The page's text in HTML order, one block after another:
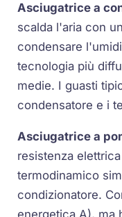
Asciugatrice a
scalda l'aria con
condensare
tecnologia più
medie. I guasti
condensatore e i
Asciugatrice a
resistenza
termodinamico
condizionatore.
energetica A), ma